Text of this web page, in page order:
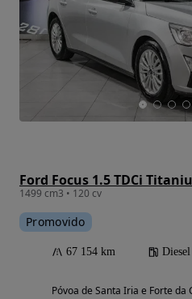
Ford Focus 1.5 TDCi
1499 cm3 • 120 cv
Promovido
67 154 km Diesel
Póvoa de Santa Iria e Forte da